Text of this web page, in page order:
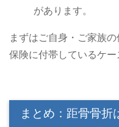
があります。
まずはご自身・ご家族
保険に付帯しているケー
まとめ：距骨骨折